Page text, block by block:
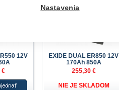
12V
€
EXIDE DUAL ER850 12V
170Ah 850A
255,30 €
NIE JE SKLADOM
Nastavenia